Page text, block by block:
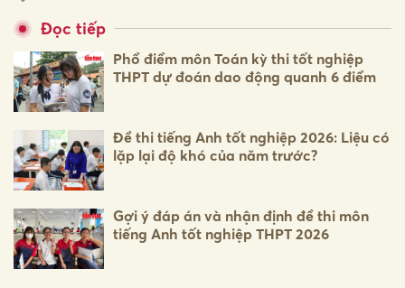
Đọc tiếp
Phổ điểm môn Toán kỳ thi tốt nghiệp
THPT dự đoán dao động quanh 6 điểm
Đề thi tiếng Anh tốt nghiệp 2026: Liệu có
lặp lại độ khó của năm trước?
Gợi ý đáp án và nhận định đề thi môn
tiếng Anh tốt nghiệp THPT 2026